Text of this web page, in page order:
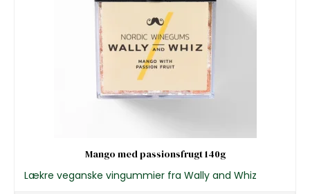
Mango med passionsfrugt 140g
Lækre veganske vingummier fra Wally and Whiz